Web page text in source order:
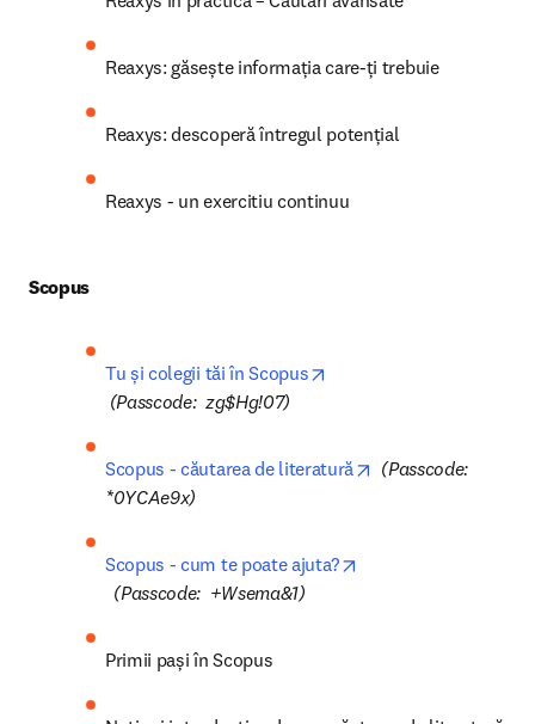
Reaxys: găsește informația care-ți trebuie
Reaxys: descoperă întregul potențial
Reaxys - un exercitiu continuu
Scopus
Tu și colegii tăi în Scopus
opens in new tab/window
(Passcode:  zg$Hg!07)
Scopus - căutarea de literatură opens in new tab/
(Passcode:
*0YCAe9x)
Scopus - cum te poate ajuta?
opens in new tab/window
(Passcode:  +Wsema&1)
Primii pași în Scopus